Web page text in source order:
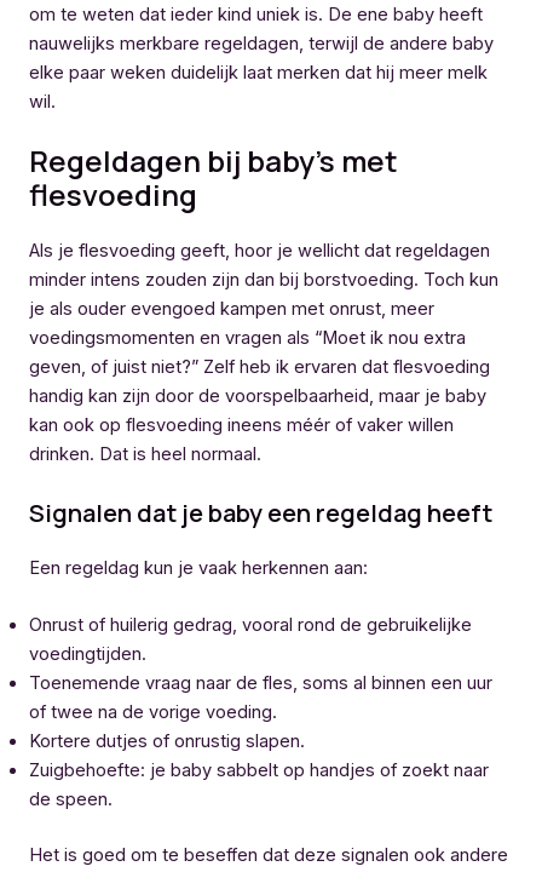
om te weten dat ieder kind uniek is. De ene baby heeft
nauwelijks merkbare regeldagen, terwijl de andere baby
elke paar weken duidelijk laat merken dat hij meer melk
wil.
Regeldagen bij baby’s met
flesvoeding
Als je flesvoeding geeft, hoor je wellicht dat regeldagen
minder intens zouden zijn dan bij borstvoeding. Toch kun
je als ouder evengoed kampen met onrust, meer
voedingsmomenten en vragen als “Moet ik nou extra
geven, of juist niet?” Zelf heb ik ervaren dat flesvoeding
handig kan zijn door de voorspelbaarheid, maar je baby
kan ook op flesvoeding ineens méér of vaker willen
drinken. Dat is heel normaal.
Signalen dat je baby een regeldag heeft
Een regeldag kun je vaak herkennen aan:
Onrust of huilerig gedrag, vooral rond de gebruikelijke
voedingtijden.
Toenemende vraag naar de fles, soms al binnen een uur
of twee na de vorige voeding.
Kortere dutjes of onrustig slapen.
Zuigbehoefte: je baby sabbelt op handjes of zoekt naar
de speen.
Het is goed om te beseffen dat deze signalen ook andere